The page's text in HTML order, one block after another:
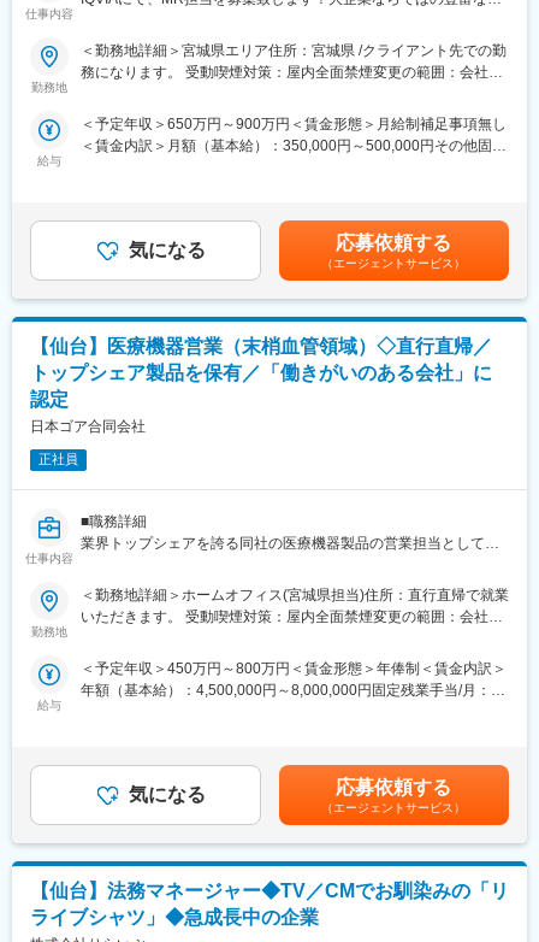
つ高品質なサポート体制を実現しています。
【担当エリア】
青森県、秋田県、岩手県、宮城県全般と山形県・福島県の一部
■組織構成：
男性4名・女性1名
担となり、過去には北海道から沖縄まで、様々な地方に行った実
績があります。また、5年ごとに行う永年勤続表彰では、会社が用
意した物ではなく自身が選んだ賞品（5万～16万円相当）を購入
その他、単身者や実家から通う方、既婚者に関わりなく、住宅手
当を支給するなど、福利厚生が充実しております。健康診断や肝
炎の検査も積極的に行っております。
仕事内容
【具体的な業務詳細】
いただきます。
・担当エリアの訪問医療施設のターゲティング、担当医療施設へ
・医療従事者向けの説明会の企画・実施、医師同士のコミュニケ
ーション推進のための研究会・勉強会の立ち上げ、講演会の企
画・運営 等
※勤務地については、選考内で希望を伺ったうえで決定します。
＼IQVIAでMRとして働く魅力／
（１）充実の待遇：同業他社の中でも平均給与の高さや非課税の
社員が多いのも特徴です。
（２）豊富なキャリアップの機会があります： MRとして専門性
を磨き、管理職を目指していただく方も多くございますし、社内
部への異動も可能です。
※病院の経営コンサル、医薬品メーカーのマーケティング支援、人
（３）手厚い研修体制でスキルアップができます：製品研修、ス
キル研修、学術研修と、国内最大手だからこそ仕事に必要な知識
やスキルをしっかりと身に付けられる研修制度があります。MRと
的にヘルスケアのプロフェッショナル人材を育成する研修制度を
整備しています。
プロモーションに携わり、市場を流通するほぼすべての医薬品に
関与しています
・日本においても業界トップシェアを誇り、常時100以上のPJが
稼働しています
変更の範囲：会社の定める業務
勤務地
＜勤務地詳細＞宮城県エリア住所：宮城県 /クライアント先での勤
務になります。 受動喫煙対策：屋内全面禁煙変更の範囲：会社の
給与
＜予定年収＞650万円～900万円＜賃金形態＞月給制補足事項無し
＜賃金内訳＞月額（基本給）：350,000円～500,000円その他固定
手当支給する。【補足】プロジェクト稼働手当(35,000円)、外勤
日当（1日1,500円／外勤3.5時間以上）■変動賞与制（6月・12
月・3月）※平均実績6ヶ月分■インセンティブ：3月（対象者）賃
金はあくまでも目安の金額であり、選考を通じて上下する可能性
があります。月給(月額)は固定手当を含めた表記です。
気になる 応募依頼する
（エージェントサービス）
【仙台】医療機器営業（末梢血管領域）◇直行直帰／
トップシェア製品を保有／「働きがいのある会社」に
認定
日本ゴア合同会社
正社員
仕事内容
■職務詳細
業界トップシェアを誇る同社の医療機器製品の営業担当として以
・医療機器製品の販売活動及びエリアマーケティング活動
・臨床現場での安全使用のための技術サポート（手術立ち合いあ
確かつ迅速な提供による医療現場サポート
・プロジェクトメンバーとの協力による担当エリア販売戦略策
・製品・臨床に関する高度な専門知識の習得
■担当製品：
大きく2つの製品を担当していただきます。
（1）末梢血管用ステントグラフト：人工血管と金属のバネを組み
合わせたデバイスでカテーテルを用いて治療を行う医療機器にな
ります。
（2）スーチャー（縫合糸）：手術で使用される縫合糸になりま
勤務地
＜勤務地詳細＞ホームオフィス(宮城県担当)住所：直行直帰で就業
いただきます。 受動喫煙対策：屋内全面禁煙変更の範囲：会社の
給与
＜予定年収＞450万円～800万円＜賃金形態＞年俸制＜賃金内訳＞
年額（基本給）：4,500,000円～8,000,000円固定残業手当/月：
あくまでも目安の金額であり、選考を通じて上下する可能性があ
ります。月給(月額)は固定手当を含めた表記です。
気になる 応募依頼する
（エージェントサービス）
【仙台】法務マネージャー◆TV／CMでお馴染みの「リ
ライブシャツ」◆急成長中の企業